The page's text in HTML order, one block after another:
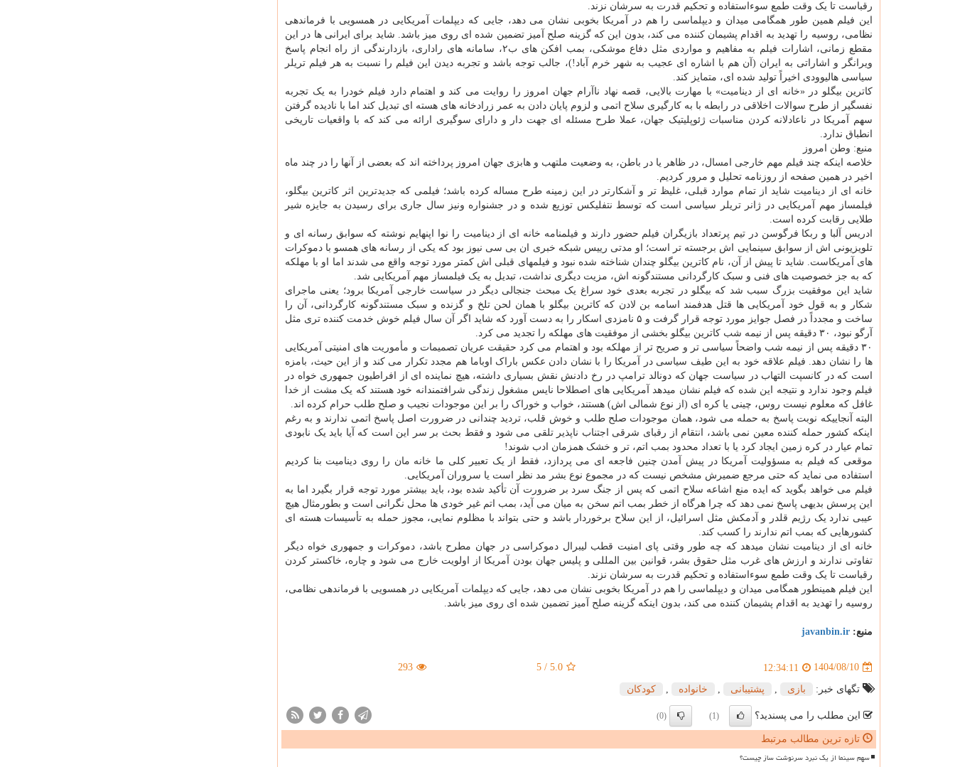
رقباست تا یک وقت طمع سوءاستفاده و تحکیم قدرت به سرشان نزند.
این فیلم همین طور همگامی میدان و دیپلماسی را هم در آمریکا بخوبی نشان می دهد، جایی که دیپلمات آمریکایی در همسویی با فرماندهی
نظامی، روسیه را تهدید به اقدام پشیمان کننده می کند، بدون این که گزینه صلح آمیز تضمین شده ای روی میز باشد. شاید برای ایرانی ها در این
مقطع زمانی، اشارات فیلم به مفاهیم و مواردی مثل دفاع موشکی، بمب افکن های ب۲، سامانه های راداری، بازدارندگی از راه انجام پاسخ
ویرانگر و اشاراتی به ایران (آن هم با اشاره ای عجیب به شهر خرم آباد!)، جالب توجه باشد و تجربه دیدن این فیلم را نسبت به هر فیلم تریلر
سیاسی هالیوودی اخیراً تولید شده ای، متمایز کند.
کاترین بیگلو در «خانه ای از دینامیت» با مهارت بالایی، قصه نهاد ناآرام جهان امروز را روایت می کند و اهتمام دارد فیلم خودرا به یک تجربه
نفسگیر از طرح سوالات اخلاقی در رابطه با به کارگیری سلاح اتمی و لزوم پایان دادن به عمر زرادخانه های هسته ای تبدیل کند اما با نادیده گرفتن
سهم آمریکا در ناعادلانه کردن مناسبات ژئوپلیتیک جهان، عملا طرح مسئله ای جهت دار و دارای سوگیری ارائه می کند که با واقعیات تاریخی
انطباق ندارد.
منبع: وطن امروز
خلاصه اینکه چند فیلم مهم خارجی امسال، در ظاهر یا در باطن، به وضعیت ملتهب و هابزی جهان امروز پرداخته اند که بعضی از آنها را در چند ماه
اخیر در همین صفحه از روزنامه تحلیل و مرور کردیم.
خانه ای از دینامیت شاید از تمام موارد قبلی، غلیظ تر و آشکارتر در این زمینه طرح مساله کرده باشد؛ فیلمی که جدیدترین اثر کاترین بیگلو،
فیلمساز مهم آمریکایی در ژانر تریلر سیاسی است که توسط نتفلیکس توزیع شده و در جشنواره ونیز سال جاری برای رسیدن به جایزه شیر
طلایی رقابت کرده است.
ادریس آلبا و ربکا فرگوسن در تیم پرتعداد بازیگران فیلم حضور دارند و فیلمنامه خانه ای از دینامیت را نوا اپنهایم نوشته که سوابق رسانه ای و
تلویزیونی اش از سوابق سینمایی اش برجسته تر است؛ او مدتی رییس شبکه خبری ان بی سی نیوز بود که یکی از رسانه های همسو با دموکرات
های آمریکاست. شاید تا پیش از آن، نام کاترین بیگلو چندان شناخته شده نبود و فیلمهای قبلی اش کمتر مورد توجه واقع می شدند اما او با مهلکه
که به جز خصوصیت های فنی و سبک کارگردانی مستندگونه اش، مزیت دیگری نداشت، تبدیل به یک فیلمساز مهم آمریکایی شد.
شاید این موفقیت بزرگ سبب شد که بیگلو در تجربه بعدی خود سراغ یک مبحث جنجالی دیگر در سیاست خارجی آمریکا برود؛ یعنی ماجرای
شکار و به قول خود آمریکایی ها قتل هدفمند اسامه بن لادن که کاترین بیگلو با همان لحن تلخ و گزنده و سبک مستندگونه کارگردانی، آن را
ساخت و مجدداً در فصل جوایز مورد توجه قرار گرفت و ۵ نامزدی اسکار را به دست آورد که شاید اگر آن سال فیلم خوش خدمت کننده تری مثل
آرگو نبود، ۳۰ دقیقه پس از نیمه شب کاترین بیگلو بخشی از موفقیت های مهلکه را تجدید می کرد.
۳۰ دقیقه پس از نیمه شب واضحاً سیاسی تر و صریح تر از مهلکه بود و اهتمام می کرد حقیقت عریان تصمیمات و مأموریت های امنیتی آمریکایی
ها را نشان دهد. فیلم علاقه خود به این طیف سیاسی در آمریکا را با نشان دادن عکس باراک اوباما هم مجدد تکرار می کند و از این حیث، بامزه
است که در کانسپت التهاب در سیاست جهان که دونالد ترامپ در رخ دادنش نقش بسیاری داشته، هیچ نماینده ای از افراطیون جمهوری خواه در
فیلم وجود ندارد و نتیجه این شده که فیلم نشان میدهد آمریکایی های اصطلاحا نایس مشغول زندگی شرافتمندانه خود هستند که یک مشت از خدا
غافل که معلوم نیست روس، چینی یا کره ای (از نوع شمالی اش) هستند، خواب و خوراک را بر این موجودات نجیب و صلح طلب حرام کرده اند.
البته آنجاییکه نوبت پاسخ به حمله می شود، همان موجودات صلح طلب و خوش قلب، تردید چندانی در ضرورت اصل پاسخ اتمی ندارند و به رغم
اینکه کشور حمله کننده معین نمی باشد، انتقام از رقبای شرقی اجتناب ناپذیر تلقی می شود و فقط بحث بر سر این است که آیا باید یک نابودی
تمام عیار در کره زمین ایجاد کرد یا با تعداد محدود بمب اتم، تر و خشک همزمان ادب شوند!
موقعی که فیلم به مسؤولیت آمریکا در پیش آمدن چنین فاجعه ای می پردازد، فقط از یک تعبیر کلی ما خانه مان را روی دینامیت بنا کردیم
استفاده می نماید که حتی مرجع ضمیرش مشخص نیست که در مجموع نوع بشر مد نظر است یا سروران آمریکایی.
فیلم می خواهد بگوید که ایده منع اشاعه سلاح اتمی که پس از جنگ سرد بر ضرورت آن تأکید شده بود، باید بیشتر مورد توجه قرار بگیرد اما به
این پرسش بدیهی پاسخ نمی دهد که چرا هرگاه از خطر بمب اتم سخن به میان می آید، بمب اتم غیر خودی ها محل نگرانی است و بطورمثال هیچ
عیبی ندارد یک رژیم قلدر و آدمکش مثل اسرائیل، از این سلاح برخوردار باشد و حتی بتواند با مظلوم نمایی، مجوز حمله به تأسیسات هسته ای
کشورهایی که بمب اتم ندارند را کسب کند.
خانه ای از دینامیت نشان میدهد که چه طور وقتی پای امنیت قطب لیبرال دموکراسی در جهان مطرح باشد، دموکرات و جمهوری خواه دیگر
تفاوتی ندارند و ارزش های غرب مثل حقوق بشر، قوانین بین المللی و پلیس جهان بودن آمریکا از اولویت خارج می شود و چاره، خاکستر کردن
رقباست تا یک وقت طمع سوءاستفاده و تحکیم قدرت به سرشان نزند.
این فیلم همینطور همگامی میدان و دیپلماسی را هم در آمریکا بخوبی نشان می دهد، جایی که دیپلمات آمریکایی در همسویی با فرماندهی نظامی،
روسیه را تهدید به اقدام پشیمان کننده می کند، بدون اینکه گزینه صلح آمیز تضمین شده ای روی میز باشد.
منبع: javanbin.ir
1404/08/10
12:34:11
5.0
/
5
293
تگهای خبر: بازی پشتیبانی خانواده كودكان
این مطلب را می پسندید؟ (1)
(0)
تازه ترین مطالب مرتبط
سهم سینما از یک نبرد سرنوشت ساز چیست؟